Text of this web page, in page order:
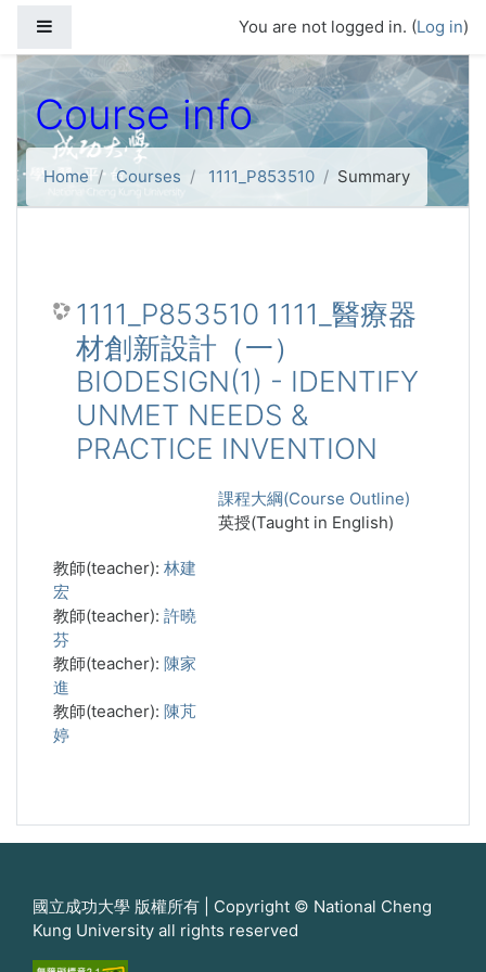
You are not logged in. (Log in)
Course info
Home Courses 1111_P853510 Summary
1111_P853510 1111_醫療器
材創新設計（一）
BIODESIGN(1) - IDENTIFY
UNMET NEEDS &
PRACTICE INVENTION
課程大綱(Course Outline)
英授(Taught in English)
教師(teacher): 林建
宏
教師(teacher): 許曉
芬
教師(teacher): 陳家
進
教師(teacher): 陳芃
婷
國立成功大學 版權所有 | Copyright © National Cheng
Kung University all rights reserved